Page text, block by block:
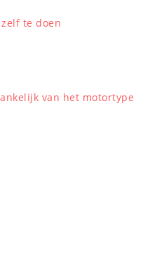
te doen
van het motortype